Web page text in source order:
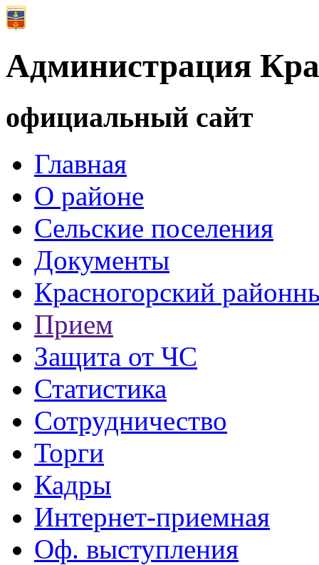
Администрация
официальный сайт
Главная
О районе
Сельские поселения
Документы
Красногорский
Прием
Защита от ЧС
Статистика
Сотрудничество
Торги
Кадры
Интернет-приемная
Оф. выступления